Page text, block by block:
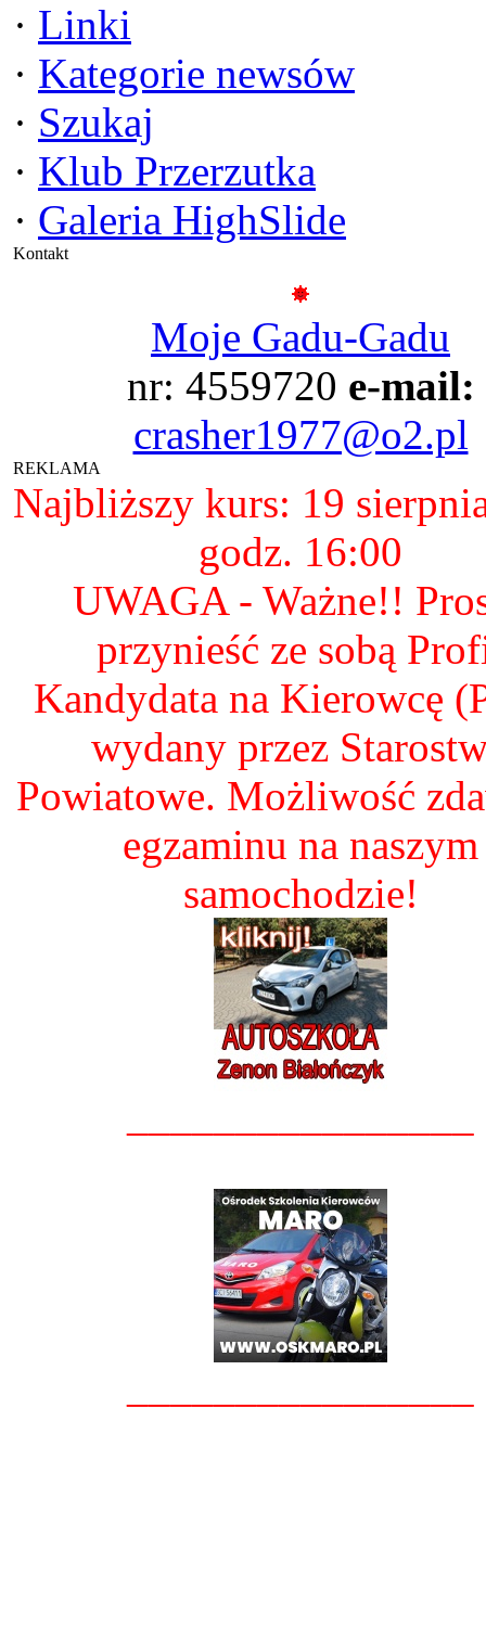
· Linki
· Kategorie newsów
· Szukaj
· Klub Przerzutka
· Galeria HighSlide
Kontakt
Moje Gadu-Gadu
nr: 4559720 e-mail:
crasher1977@o2.pl
REKLAMA
Najbliższy kurs: 19
godz. 16:00
UWAGA - Ważne!!
przynieść ze sobą
Kandydata na Kierowcę
wydany przez
Powiatowe. Możliwość
egzaminu na naszym
samochodzie!